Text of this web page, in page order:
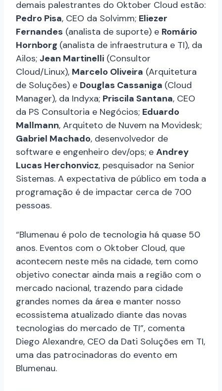
demais palestrantes do Oktober Cloud estão:
Pedro Pisa, CEO da Solvimm; Eliezer
Fernandes (analista de suporte) e Romário
Hornborg (analista de infraestrutura e TI), da
Ailos; Jean Martinelli (Consultor
Cloud/Linux), Marcelo Oliveira (Arquitetura
de Soluções) e Douglas Cassaniga (Cloud
Manager), da Indyxa; Priscila Santana, CEO
da PS Consultoria e Negócios; Eduardo
Mallmann, Arquiteto de Nuvem na Movidesk;
Gabriel Machado, desenvolvedor de
software e engenheiro dev/ops; e Andrey
Lucas Herchonvicz, pesquisador na Senior
Sistemas. A expectativa de público em toda a
programação é de impactar cerca de 700
pessoas.
“Blumenau é polo de tecnologia há quase 50
anos. Eventos com o Oktober Cloud, que
acontecem neste mês na cidade, tem como
objetivo conectar ainda mais a região com o
mercado nacional, trazendo para cidade
grandes nomes da área e manter nosso
ecossistema atualizado diante das novas
tecnologias do mercado de TI”, comenta
Diego Alexandre, CEO da Dati Soluções em TI,
uma das patrocinadoras do evento em
Blumenau.